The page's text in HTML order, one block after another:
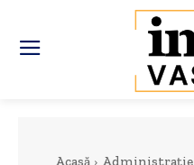
Acasă Administrație